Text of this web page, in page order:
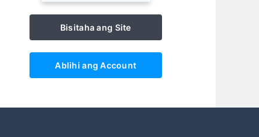
Bisitaha ang Site
Ablihi ang Account